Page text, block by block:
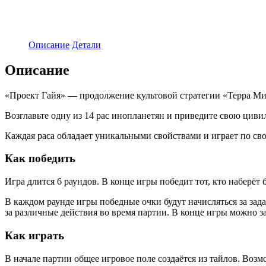
Описание Детали
Описание
«Проект Гайя» — продолжение культовой стратегии «Терра
Возглавьте одну из 14 рас инопланетян и приведите свою
Каждая раса обладает уникальными свойствами и играет по
Как победить
Игра длится 6 раундов. В конце игры победит тот, кто
В каждом раунде игры победные очки будут начисляться за
за различные действия во время партии. В конце игры можно
Как играть
В начале партии общее игровое поле создаётся из тайлов.